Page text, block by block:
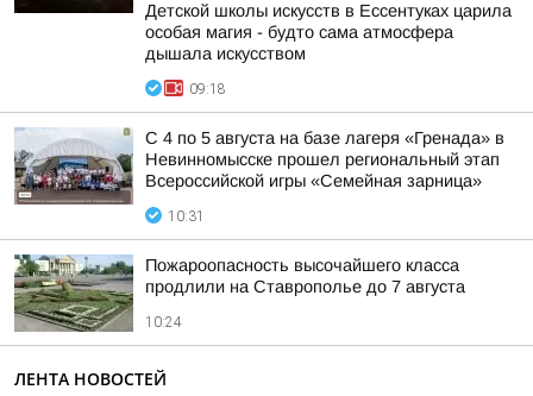
Детской школы искусств в Ессентуках царила
особая магия - будто сама атмосфера
дышала искусством
09:18
С 4 по 5 августа на базе лагеря «Гренада» в
Невинномысске прошел региональный этап
Всероссийской игры «Семейная зарница»
10:31
Пожароопасность высочайшего класса
продлили на Ставрополье до 7 августа
10:24
ЛЕНТА НОВОСТЕЙ